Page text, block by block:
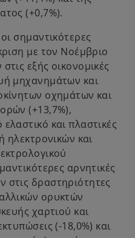
(+0,7%).
σημαντικότερες
με τον Νοέμβριο
εξής οικονομικές
μηχανημάτων και
οχημάτων και
(+13,7%),
και πλαστικές
ηλεκτρονικών και
αρνητικές
δραστηριότητες
ορυκτών
χαρτιού και
(-18,0%) και